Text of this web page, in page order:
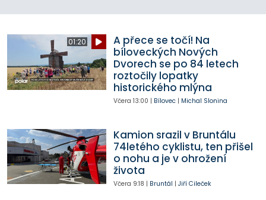
01:20
A přece se točí! Na
bíloveckých Nových
Dvorech se po 84 letech
roztočily lopatky
historického mlýna
Včera 13:00 | Bílovec| Michal Slonina
Kamion srazil v Bruntálu
74letého cyklistu, ten přišel
o nohu a je v ohrožení
života
Včera 9:18 | Bruntál | Jiří Cileček